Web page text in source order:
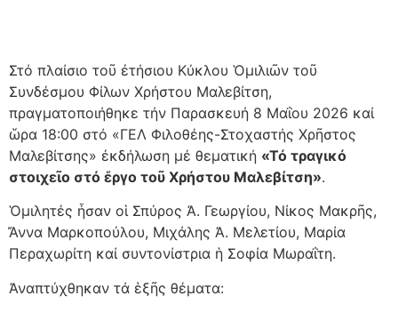
Στό πλαίσιο τοῦ ἐτήσιου Κύκλου Ὁμιλιῶν τοῦ
Συνδέσμου Φίλων Χρήστου Μαλεβίτση,
πραγματοποιήθηκε τήν Παρασκευή 8 Μαΐου 2026 καί
ὥρα 18:00 στό «ΓΕΛ Φιλοθέης-Στοχαστής Χρῆστος
Μαλεβίτσης» ἐκδήλωση μέ θεματική «Τό τραγικό
στοιχεῖο στό ἔργο τοῦ Χρήστου Μαλεβίτση».
Ὁμιλητές ἦσαν οἱ Σπύρος Ἀ. Γεωργίου, Νίκος Μακρῆς,
Ἄννα Μαρκοπούλου, Μιχάλης Ἀ. Μελετίου, Μαρία
Περαχωρίτη καί συντονίστρια ἡ Σοφία Μωραΐτη.
Ἀναπτύχθηκαν τά ἑξῆς θέματα: